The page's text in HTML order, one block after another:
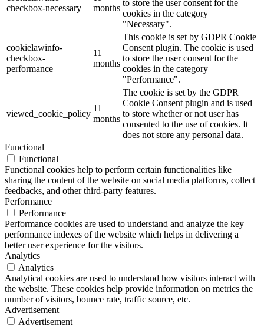
checkbox-necessary
months
to store the user consent for the
cookies in the category
"Necessary".
cookielawinfo-
checkbox-
performance
11
months
This cookie is set by GDPR Cookie
Consent plugin. The cookie is used
to store the user consent for the
cookies in the category
"Performance".
viewed_cookie_policy
11
months
The cookie is set by the GDPR
Cookie Consent plugin and is used
to store whether or not user has
consented to the use of cookies. It
does not store any personal data.
Functional
Functional
Functional cookies help to perform certain functionalities like
sharing the content of the website on social media platforms, collect
feedbacks, and other third-party features.
Performance
Performance
Performance cookies are used to understand and analyze the key
performance indexes of the website which helps in delivering a
better user experience for the visitors.
Analytics
Analytics
Analytical cookies are used to understand how visitors interact with
the website. These cookies help provide information on metrics the
number of visitors, bounce rate, traffic source, etc.
Advertisement
Advertisement